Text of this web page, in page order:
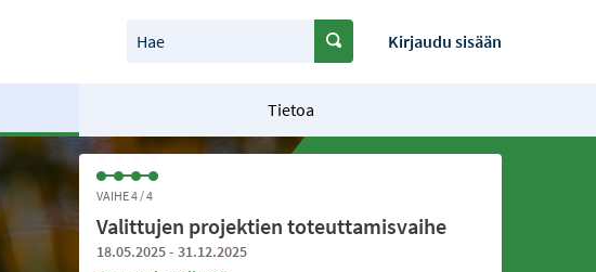
Hae Kirjaudu sisään
Tietoa
VAIHE 4 / 4
Valittujen projektien toteuttamisvaihe
18.05.2025 - 31.12.2025